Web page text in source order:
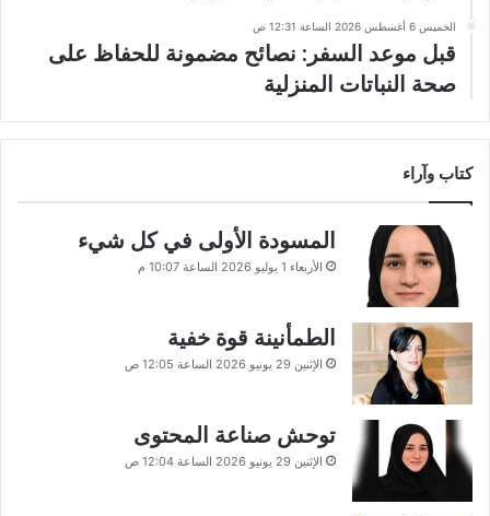
الخميس 6 أغسطس 2026 الساعة 12:31 ص
قبل موعد السفر: نصائح مضمونة للحفاظ على
صحة النباتات المنزلية
كتاب وآراء
المسودة الأولى في كل شيء
الأربعاء 1 يوليو 2026 الساعة 10:07 م
الطمأنينة قوة خفية
الإثنين 29 يونيو 2026 الساعة 12:05 ص
توحش صناعة المحتوى
الإثنين 29 يونيو 2026 الساعة 12:04 ص